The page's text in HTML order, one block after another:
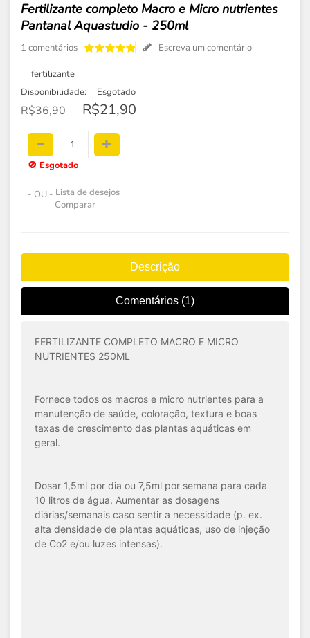
Fertilizante completo Macro e Micro nutrientes
Pantanal Aquastudio - 250ml
1 comentários Escreva um comentário
fertilizante
Disponibilidade:
Esgotado
R$36,90 R$21,90
🚫 Esgotado
- OU - Lista de desejos
Comparar
Descrição
Comentários (1)
FERTILIZANTE COMPLETO MACRO E MICRO
NUTRIENTES 250ML
Fornece todos os macros e micro nutrientes para a
manutenção de saúde, coloração, textura e boas
taxas de crescimento das plantas aquáticas em
geral.
Dosar 1,5ml por dia ou 7,5ml por semana para cada
10 litros de água. Aumentar as dosagens
diárias/semanais caso sentir a necessidade (p. ex.
alta densidade de plantas aquáticas, uso de injeção
de Co2 e/ou luzes intensas).